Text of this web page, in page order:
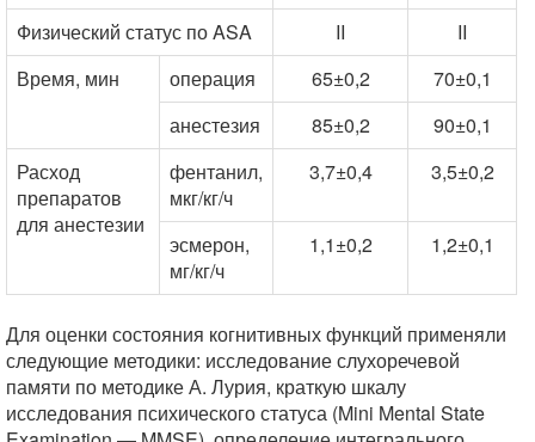
Физический статус по ASA
II
II
Время, мин
операция 65±0,2
70±0,1
анестезия
85±0,2
90±0,1
Расход
препаратов
для анестезии
фентанил,
мкг/кг/ч
3,7±0,4 3,5±0,2
эсмерон,
мг/кг/ч
1,1±0,2 1,2±0,1
Для оценки состояния когнитивных функций применяли
следующие методики: исследование слухоречевой
памяти по методике А. Лурия, краткую шкалу
исследования психического статуса (Mini Mental State